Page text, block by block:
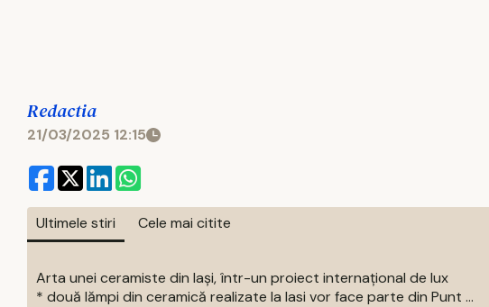
Redactia
21/03/2025 12:15
Ultimele stiri Cele mai citite
Arta unei ceramiste din Iași, într-un proiect internațional de lux
* două lămpi din ceramică realizate la Iasi vor face parte din Punt ...